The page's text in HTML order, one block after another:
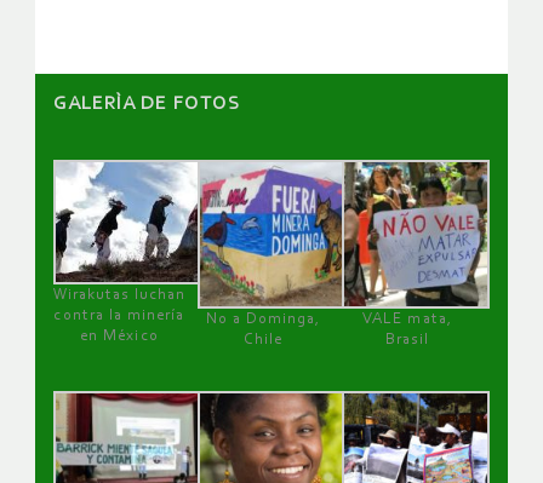
GALERÌA DE FOTOS
Wirakutas luchan
contra la minería
en México
No a Dominga,
Chile
VALE mata,
Brasil